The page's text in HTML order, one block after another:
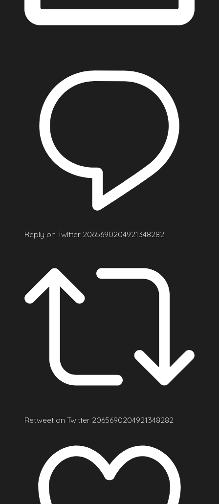
Reply on Twitter 2065690204921348282
Retweet on Twitter 2065690204921348282